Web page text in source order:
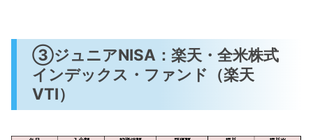
③ジュニアNISA：楽天・全米株式
インデックス・ファンド（楽天
VTI）